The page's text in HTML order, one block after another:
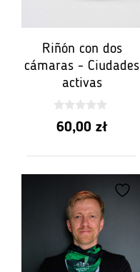
Riñón con dos
cámaras - Ciudades
activas
0
z60,00 zł